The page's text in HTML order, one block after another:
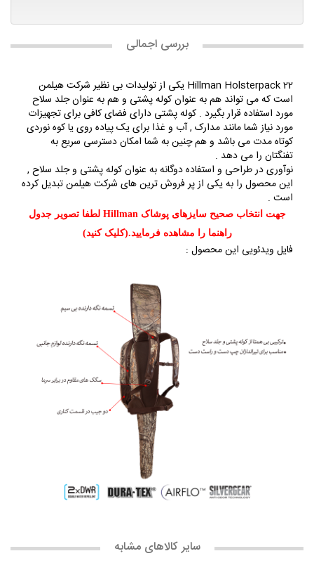
بررسی اجمالی
Hillman Holsterpack 22 یکی از تولیدات بی نظیر شرکت هیلمن
است که می تواند هم به عنوان کوله پشتی و هم به عنوان جلد سلاح
مورد استفاده قرار بگیرد . کوله پشتی دارای فضای کافی برای تجهیزات
مورد نیاز شما مانند مدارک , آب و غذا برای یک پیاده روی یا کوه نوردی
کوتاه مدت می باشد و هم چنین به شما امکان دسترسی سریع به
تفنگتان را می دهد .
نوآوری در طراحی و استفاده دوگانه به عنوان کوله پشتی و جلد سلاح ,
این محصول را به یکی از پر فروش ترین های شرکت هیلمن تبدیل کرده
است .
جهت انتخاب صحیح سایزهای پوشاک Hillman لطفا تصویر جدول
راهنما را مشاهده فرمایید.(کلیک کنید)
فایل ویدئویی این محصول :
سایر کالاهای مشابه